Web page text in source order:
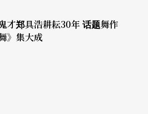
才郑具浩耕耘30年 话题舞作
》集大成